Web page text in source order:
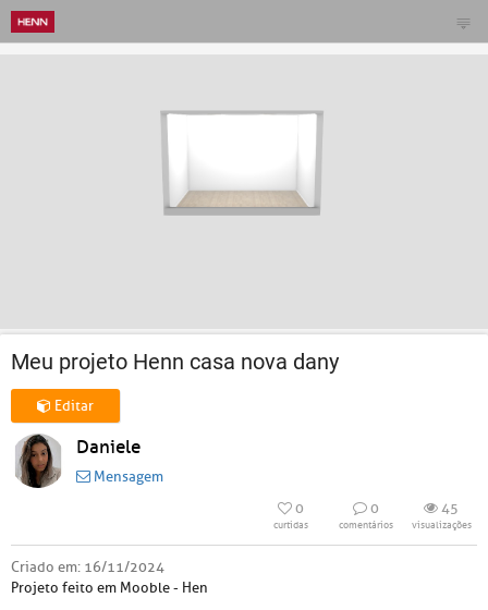
Meu projeto Henn casa nova dany
Editar
Daniele
Mensagem
0
curtidas
0
comentários
45
visualizações
Criado em: 16/11/2024
Projeto feito em Mooble - Hen